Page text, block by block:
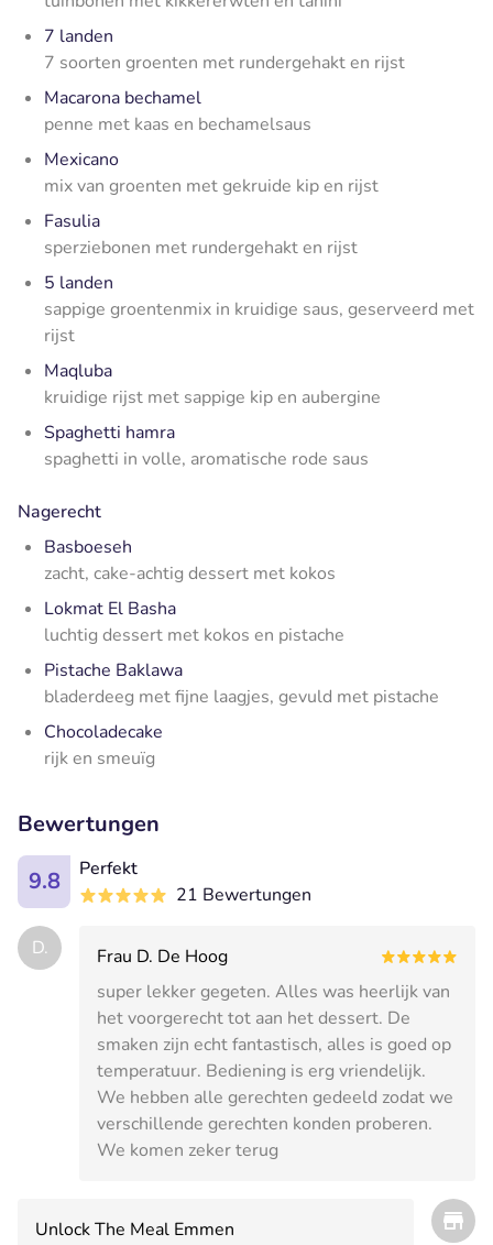
7 landen
7 soorten groenten met rundergehakt en rijst
Macarona bechamel
penne met kaas en bechamelsaus
Mexicano
mix van groenten met gekruide kip en rijst
Fasulia
sperziebonen met rundergehakt en rijst
5 landen
sappige groentenmix in kruidige saus, geserveerd met
rijst
Maqluba
kruidige rijst met sappige kip en aubergine
Spaghetti hamra
spaghetti in volle, aromatische rode saus
Nagerecht
Basboeseh
zacht, cake-achtig dessert met kokos
Lokmat El Basha
luchtig dessert met kokos en pistache
Pistache Baklawa
bladerdeeg met fijne laagjes, gevuld met pistache
Chocoladecake
rijk en smeuïg
Bewertungen
9.8
Perfekt
21 Bewertungen
D.
Frau D. De Hoog
super lekker gegeten. Alles was heerlijk van
het voorgerecht tot aan het dessert. De
smaken zijn echt fantastisch, alles is goed op
temperatuur. Bediening is erg vriendelijk.
We hebben alle gerechten gedeeld zodat we
verschillende gerechten konden proberen.
We komen zeker terug
Unlock The Meal Emmen